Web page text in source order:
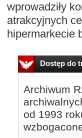
wprowadziły
atrakcyjnych
hipermarkecie
Dostęp do
Archiwum
od 1993